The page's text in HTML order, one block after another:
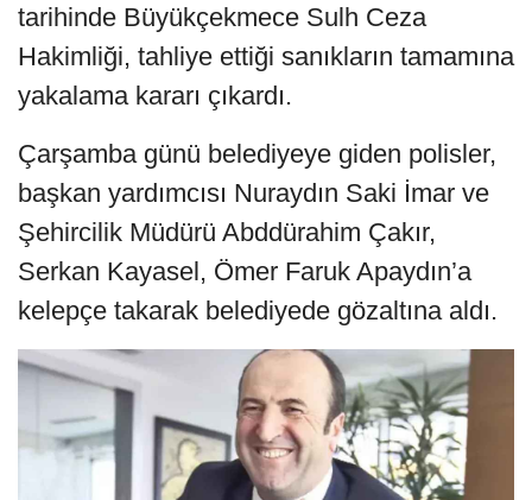
tarihinde Büyükçekmece Sulh Ceza
Hakimliği, tahliye ettiği sanıkların tamamına
yakalama kararı çıkardı.
Çarşamba günü belediyeye giden polisler,
başkan yardımcısı Nuraydın Saki İmar ve
Şehircilik Müdürü Abddürahim Çakır,
Serkan Kayasel, Ömer Faruk Apaydın’a
kelepçe takarak belediyede gözaltına aldı.